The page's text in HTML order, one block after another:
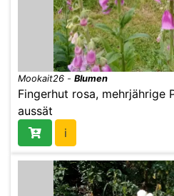
Mookait26 - Blumen
Fingerhut rosa, mehrjährige
aussät
i